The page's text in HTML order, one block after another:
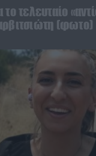
τελευταίο
(φωτο)